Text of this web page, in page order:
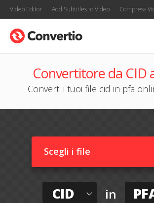
Video Editor Add Subtitles to Video Compress
Convertitore da CID
Converti i tuoi file cid in pfa
Scegli i file
CID in